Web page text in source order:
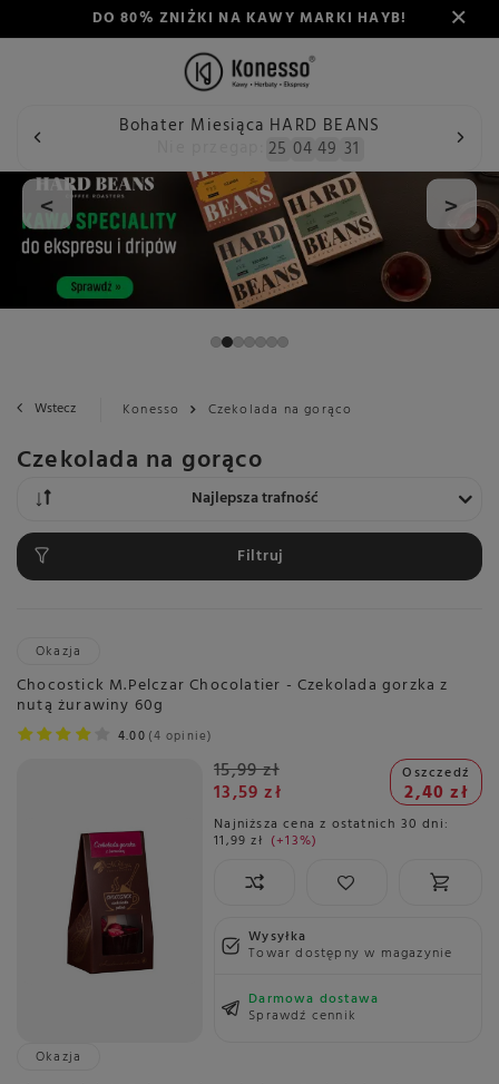
DO 80% ZNIŻKI NA KAWY MARKI HAYB!
Bohater Miesiąca HARD BEANS
25 04 49 30
< >
Wstecz Konesso Czekolada na gorąco
Czekolada na gorąco
Zmień sortowanie
Najlepsza trafność
Filtruj
Okazja
Chocostick M.Pelczar Chocolatier - Czekolada gorzka z
nutą żurawiny 60g
4.00 4 opinie
15,99 zł
13,59 zł
Oszczedź
2,40 zł
Najniższa cena z ostatnich 30 dni:
11,99 zł +13%
Wysyłka
Towar dostępny w magazynie
Darmowa dostawa
Sprawdź cennik
Okazja